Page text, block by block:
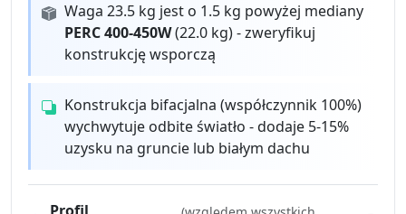
Waga 23.5 kg jest o 1.5 kg powyżej mediany
PERC 400-450W(22.0 kg) - zweryfikuj
konstrukcję wsporczą
Konstrukcja bifacjalna (współczynnik 100%)
wychwytuje odbite światło - dodaje 5-15%
uzysku na gruncie lub białym dachu